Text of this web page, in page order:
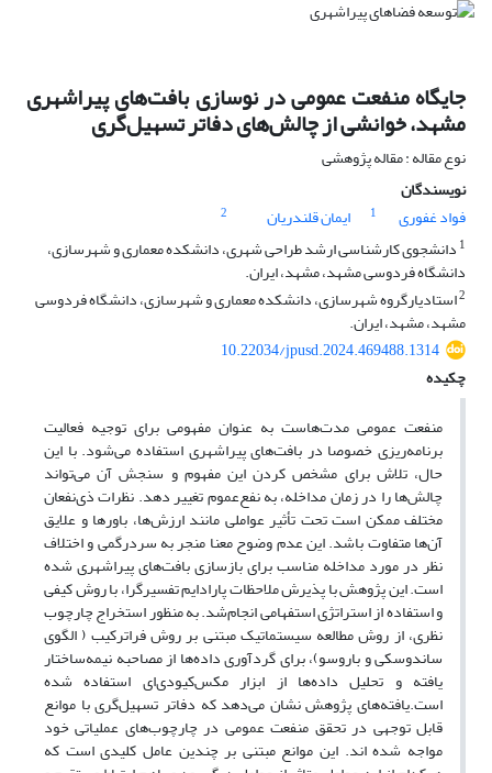
جایگاه منفعت عمومی در نوسازی بافت‌های پیراشهری
مشهد، خوانشی از چالش‌های دفاتر تسهیل‌گری
نوع مقاله : مقاله پژوهشی
نویسندگان
فواد غفوری
1 ایمان قلندریان
2
1 دانشجوی کارشناسی ارشد طراحی شهری، دانشکدە معماری و شهرسازی،
دانشگاه فردوسی مشهد، مشهد، ایران.
2استادیارگروه شهرسازی، دانشکده معماری و شهرسازی، دانشگاه فردوسی
مشهد، مشهد، ایران.
10.22034/jpusd.2024.469488.1314
چکیده
منفعت عمومی مدت‌هاست به عنوان مفهومی برای توجیه فعالیت
برنامه‌ریزی خصوصا در بافت‌های پیراشهری استفاده می‌شود. با این
حال، تلاش برای مشخص کردن این مفهوم و سنجش آن می‌تواند
چالش‌ها را در زمان مداخله، به نفع‌عموم تغییر دهد. نظرات ذی‌نفعان
مختلف ممکن است تحت تأثیر عواملی مانند ارزش‌ها، باورها و علایق
آن‌ها متفاوت باشد. این عدم وضوح معنا منجر به سردرگمی و اختلاف
نظر در مورد مداخله مناسب برای بازسازی بافت‌های پیراشهری شده
است. این پژوهش با پذیرش ملاحظات پارادایم تفسیرگرا، با روش کیفی
و استفاده از استراتژی استفهامی انجام‌شد. به منظور استخراج چارچوب
نظری، از روش مطالعه سیستماتیک مبتنی بر روش فراترکیب ( الگوی
ساندوسکی و باروسو)، برای گردآوری داده‌ها از مصاحبه نیمه‌ساختار
یافته و تحلیل داده‌ها از ابزار مکس‌کیو‌دی‌ای استفاده شده
است.یافته‌های پژوهش نشان می‌دهد که دفاتر تسهیل‌گری با موانع
قابل توجهی در تحقق منفعت عمومی در چارچوب‌های عملیاتی خود
مواجه شده اند. این موانع مبتنی بر چندین عامل کلیدی است که